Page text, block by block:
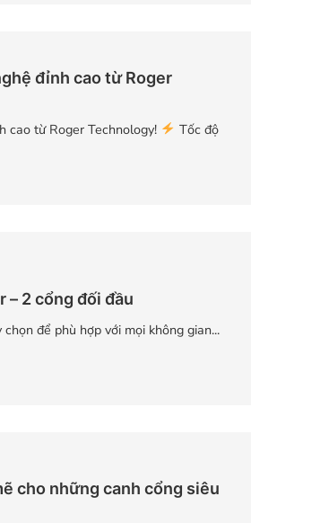
đỉnh cao từ Roger
cao từ Roger Technology!
Tốc độ
– 2 cổng đối đầu
để phù hợp với mọi không gian...
cho những canh cổng siêu